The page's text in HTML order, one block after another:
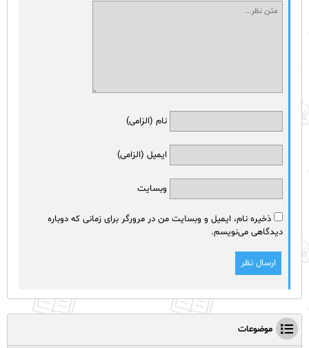
نام (الزامی)
ایمیل (الزامی)
وبسایت
ذخیره نام، ایمیل و وبسایت من در مرورگر برای زمانی که دوباره
دیدگاهی می‌نویسم.
موضوعات